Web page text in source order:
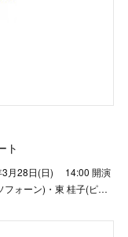
ト
3月28日(日) 14:00 開演
フォーン)・東 桂子(ピ…